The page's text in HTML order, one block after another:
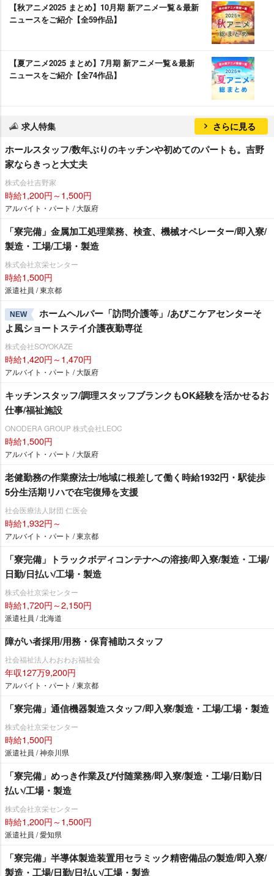
【秋アニメ2025 まとめ】10月期 新アニメ一覧＆最新
ニュースをご紹介【全59作品】
【夏アニメ2025 まとめ】7月期 新アニメ一覧＆最新
ニュースをご紹介【全74作品】
求人特集 さらに見る
ホールスタッフ/数年ぶりのキッチンや初めてのパートも。吉野
家ならきっと大丈夫
株式会社吉野家
時給1,200円～1,500円
アルバイト・パート / 大阪府
「寮完備」金属加工処理業務、検査、機械オペレーター/即入寮/
製造・工場/工場・製造
株式会社京栄センター
時給1,500円
派遣社員 / 東京都
NEW
ホームヘルパー「訪問介護等」/あびこケアセンターそ
よ風ショートステイ介護夜勤専従
株式会社SOYOKAZE
時給1,420円～1,470円
アルバイト・パート / 大阪府
キッチンスタッフ/調理スタッフブランクもOK経験を活かせるお
仕事/福祉施設
ONODERA GROUP 株式会社LEOC
時給1,500円
アルバイト・パート / 大阪府
老健勤務の作業療法士/地域に根差して働く時給1932円・駅徒歩
5分生活期リハで在宅復帰を支援
社会医療法人財団 仁医会
時給1,932円～
アルバイト・パート / 東京都
「寮完備」トラックボディコンテナへの溶接/即入寮/製造・工場/
日勤/日払い/工場・製造
株式会社京栄センター
時給1,720円～2,150円
派遣社員 / 北海道
障がい者採用/用務・保育補助スタッフ
社会福祉法人わおわお福祉会
年収127万9,200円
アルバイト・パート / 東京都
「寮完備」通信機器製造スタッフ/即入寮/製造・工場/工場・製造
株式会社京栄センター
時給1,500円
派遣社員 / 神奈川県
「寮完備」めっき作業及び付随業務/即入寮/製造・工場/日勤/日
払い/工場・製造
株式会社京栄センター
時給1,200円～1,500円
派遣社員 / 愛知県
「寮完備」半導体製造装置用セラミック精密備品の製造/即入寮/
製造・工場/日勤/日払い/工場・製造